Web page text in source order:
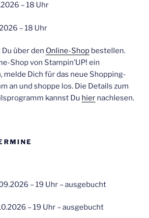
– 18 Uhr
– 18 Uhr
über den Online-Shop bestellen.
Shop von Stampin’UP! ein
melde Dich für das neue Shopping-
an und shoppe los. Die Details zum
kannst Du hier nachlesen.
– 19 Uhr – ausgebucht
– 19 Uhr – ausgebucht